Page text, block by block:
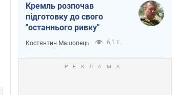
Кремль розпочав
підготовку до свого
"останнього ривку"
Костянтин Машовець 6,1 т.